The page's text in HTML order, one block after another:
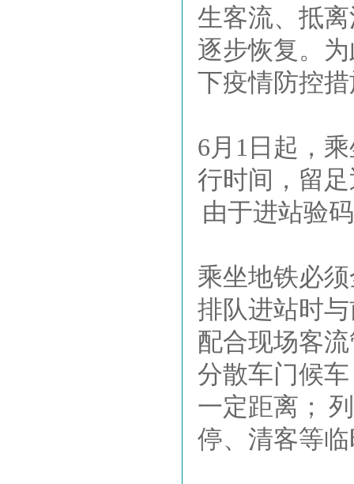
生客流、抵
逐步恢复。
下疫情防控
6月1日起，
行时间，留
由于进站验
乘坐地铁必
排队进站时
配合现场客
分散车门候
一定距离；
停、清客等